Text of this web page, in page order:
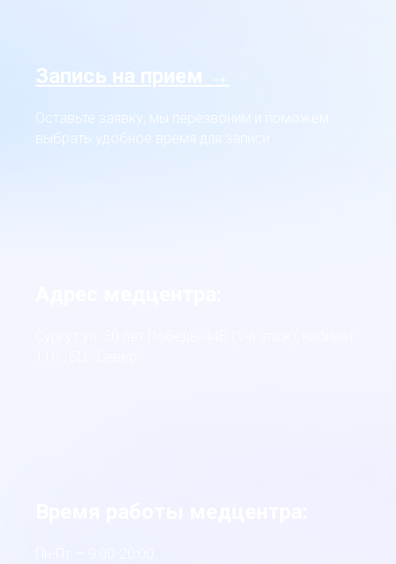
Запись на прием →
Оставьте заявку, мы перезвоним и поможем
выбрать удобное время для записи